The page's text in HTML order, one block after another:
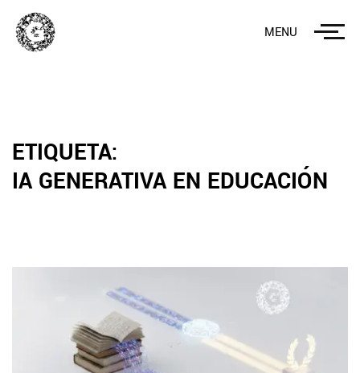
MENU
ETIQUETA:
IA GENERATIVA EN EDUCACIÓN